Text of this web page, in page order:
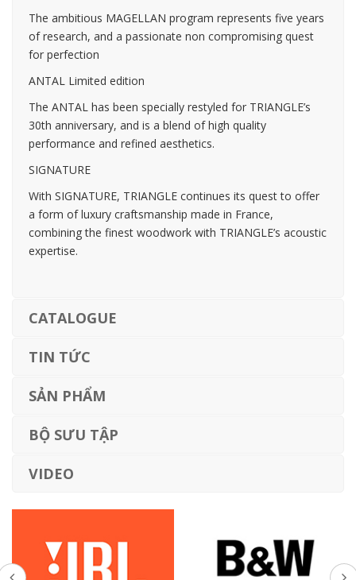
The ambitious MAGELLAN program represents five years
of research, and a passionate non compromising quest
for perfection
ANTAL Limited edition
The ANTAL has been specially restyled for TRIANGLE’s
30th anniversary, and is a blend of high quality
performance and refined aesthetics.
SIGNATURE
With SIGNATURE, TRIANGLE continues its quest to offer
a form of luxury craftsmanship made in France,
combining the finest woodwork with TRIANGLE’s acoustic
expertise.
CATALOGUE
TIN TỨC
SẢN PHẨM
BỘ SƯU TẬP
VIDEO